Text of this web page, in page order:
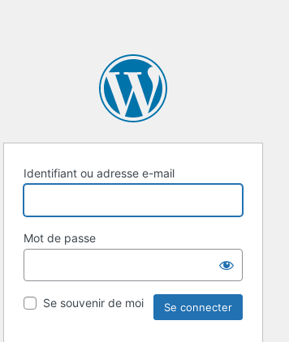
Identifiant ou adresse e-mail
Mot de passe
Se souvenir de moi